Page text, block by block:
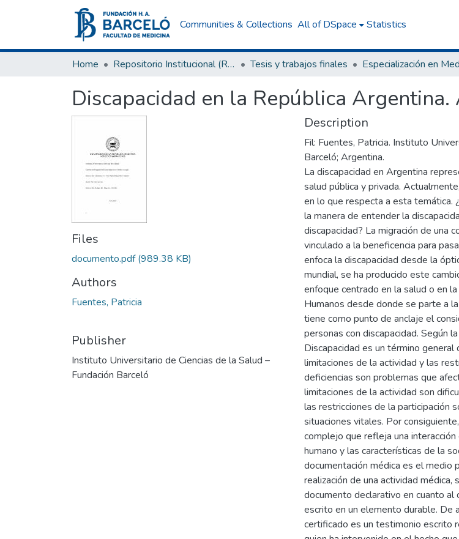
Communities & Collections All of DSpace Statistics
Home Repositorio Institucional (RI) del Instituto Universitario de Ciencias de la Salud Fundación H. A. Barceló Tesis y trabajos finales
Discapacidad en la República
Files
documento.pdf(989.38 KB)
Authors
Fuentes, Patricia
Publisher
Instituto Universitario de Ciencias de la Salud –
Fundación Barceló
Description
Fil: Fuentes, Patricia. Instituto
Barceló; Argentina.
La discapacidad en Argentina
salud pública y privada.
en lo que respecta a esta temática.
la manera de entender la
discapacidad? La migración de una
vinculado a la beneficencia para
enfoca la discapacidad desde la
mundial, se ha producido este
enfoque centrado en la salud o en
Humanos desde donde se parte a
tiene como punto de anclaje el
personas con discapacidad. Según
Discapacidad es un término general
limitaciones de la actividad y las
deficiencias son problemas que
limitaciones de la actividad son
las restricciones de la participación
situaciones vitales. Por
complejo que refleja una
humano y las características de la
documentación médica es el medio
realización de una actividad
documento declarativo en cuanto
escrito en un elemento durable. De
certificado es un testimonio escrito